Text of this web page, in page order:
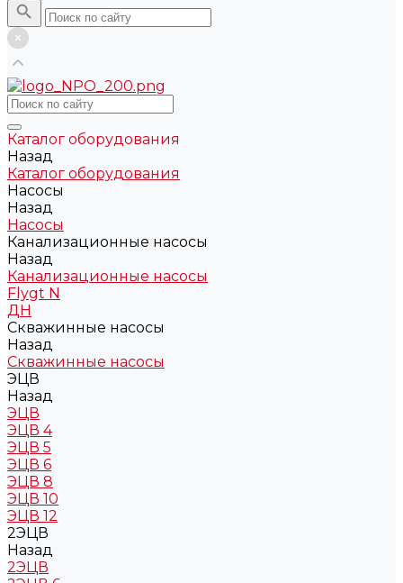
Каталог оборудования
Назад
Каталог оборудования
Насосы
Назад
Насосы
Канализационные насосы
Назад
Канализационные насосы
Flygt N
ДН
Скважинные насосы
Назад
Скважинные насосы
ЭЦВ
Назад
ЭЦВ
ЭЦВ 4
ЭЦВ 5
ЭЦВ 6
ЭЦВ 8
ЭЦВ 10
ЭЦВ 12
2ЭЦВ
Назад
2ЭЦВ